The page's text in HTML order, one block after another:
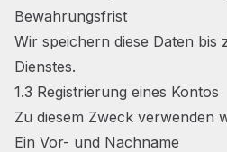
Bewahrungsfrist
Wir speichern diese Daten bis
Dienstes.
1.3 Registrierung eines Kontos
Zu diesem Zweck verwenden
Ein Vor- und Nachname